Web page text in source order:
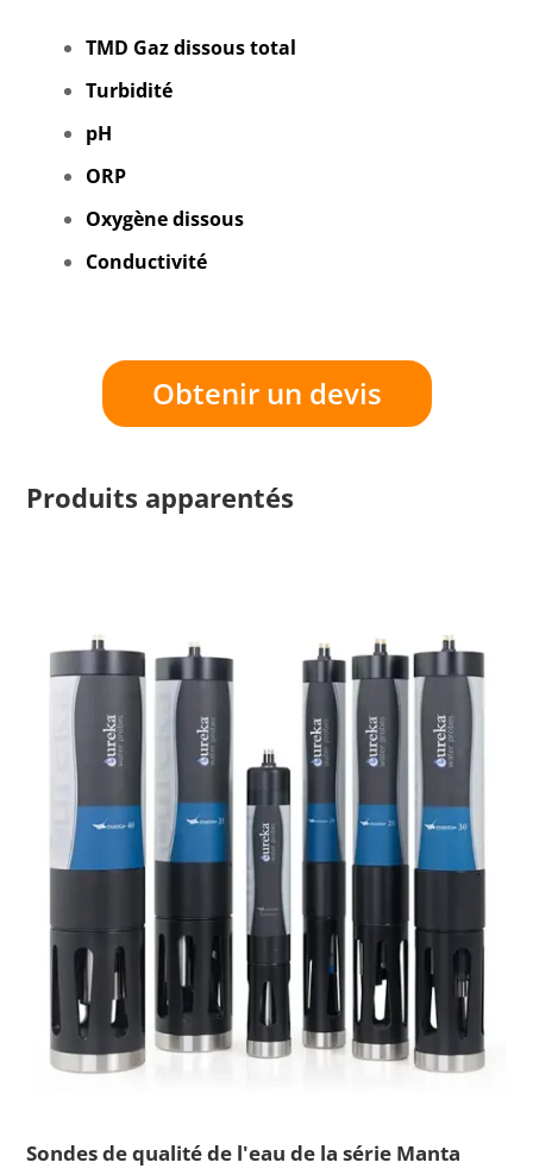
TMD Gaz dissous total
Turbidité
pH
ORP
Oxygène dissous
Conductivité
Obtenir un devis
Produits apparentés
Sondes de qualité de l'eau de la série Manta